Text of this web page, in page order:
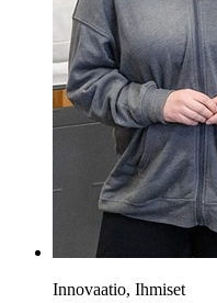
Innovaatio, Ihmiset